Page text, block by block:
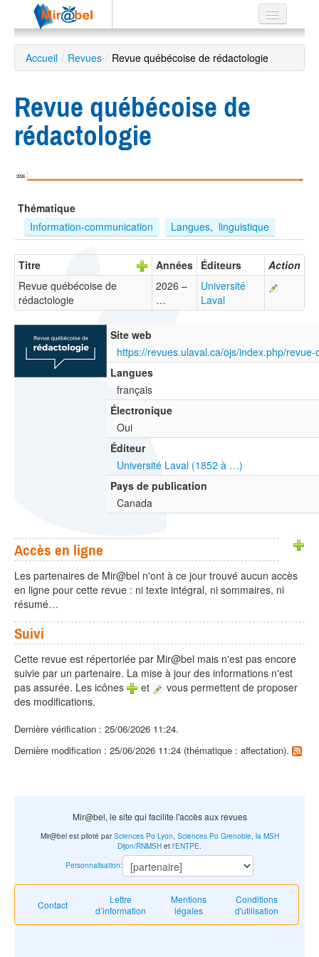
Le réseau
Soutien
Recherche
EN
ES
?
Accueil / Revues / Revue québécoise de rédactologie
Revue québécoise de
rédactologie
2026
Thématique
Information-communication
Langues,  linguistique
Titre Années Éditeurs
Action
Revue québécoise de
rédactologie
2026 –
…
Université
Laval
Site web
Langues
français
Électronique
Oui
Éditeur
Université Laval (1852 à …)
Pays de publication
Canada
Accès en ligne
Les partenaires de Mir@bel n'ont à ce jour trouvé aucun accès
en ligne pour cette revue : ni texte intégral, ni sommaires, ni
résumé…
Suivi
Cette revue est répertoriée par Mir@bel mais n'est pas encore
suivie par un partenaire. La mise à jour des informations n'est
pas assurée. Les icônes
et
vous permettent de proposer
des modifications.
Dernière vérification : 25/06/2026 11:24.
Dernière modification : 25/06/2026 11:24 (thématique : affectation).
Mir@bel, le site qui facilite l'accès aux revues
Contact
Lettre
d’information
Mentions
légales
Conditions
d'utilisation
Mir@bel est piloté parSciences Po Lyon, Sciences Po Grenoble, la MSH
Dijon/RNMSH et l'ENTPE.
Personnalisation: